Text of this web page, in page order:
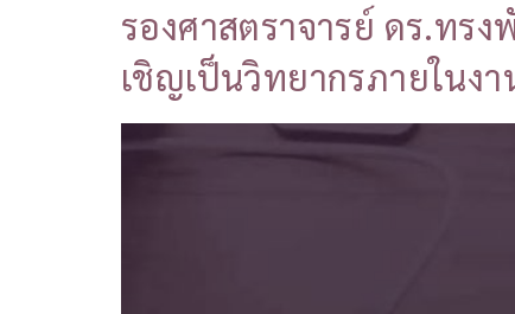
รองศาสตราจารย์ ดร.ทร
เชิญเป็นวิทยากรภายในง